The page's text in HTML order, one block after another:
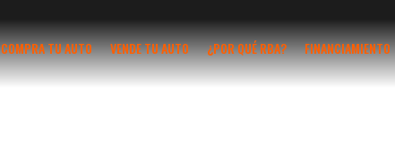
COMPRA TU AUTO VENDE TU AUTO ¿POR QUÉ RBA? FINANCIAMIENTO